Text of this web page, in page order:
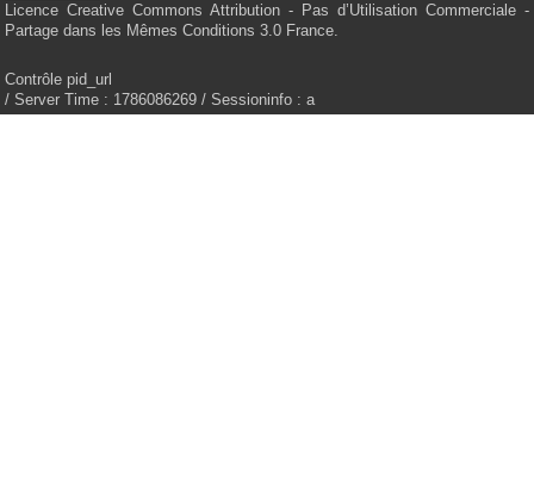
Licence Creative Commons Attribution - Pas d’Utilisation Commerciale -
Partage dans les Mêmes Conditions 3.0 France.
Contrôle pid_url
/ Server Time : 1786086269 / Sessioninfo : a